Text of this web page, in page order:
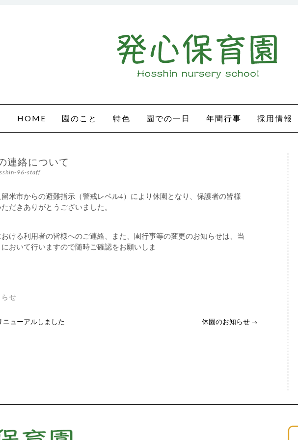
保育所ホームページ
HOME
園のこと 特色 園での一日 年間行事 採用情報
連絡について
96-staff
米市からの避難指示（警戒レベル4）により休園となり、保護者の皆様
だきありがとうございました。
ける利用者の皆様へのご連絡、また、園行事等の変更のお知らせは、当
おいて行いますので随時ご確認をお願いしま
。
せ
ニューアルしました 休園のお知らせ →